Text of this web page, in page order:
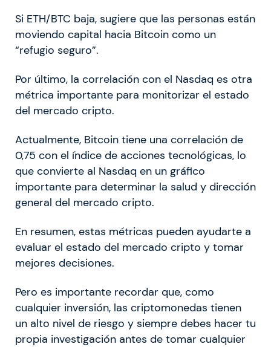
Si ETH/BTC baja, sugiere que las personas están
moviendo capital hacia Bitcoin como un
“refugio seguro”.
Por último, la correlación con el Nasdaq es otra
métrica importante para monitorizar el estado
del mercado cripto.
Actualmente, Bitcoin tiene una correlación de
0,75 con el índice de acciones tecnológicas, lo
que convierte al Nasdaq en un gráfico
importante para determinar la salud y dirección
general del mercado cripto.
En resumen, estas métricas pueden ayudarte a
evaluar el estado del mercado cripto y tomar
mejores decisiones.
Pero es importante recordar que, como
cualquier inversión, las criptomonedas tienen
un alto nivel de riesgo y siempre debes hacer tu
propia investigación antes de tomar cualquier